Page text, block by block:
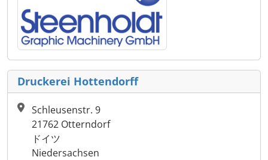
Druckerei Hottendorff
Schleusenstr. 9
21762 Otterndorf
ドイツ
Niedersachsen